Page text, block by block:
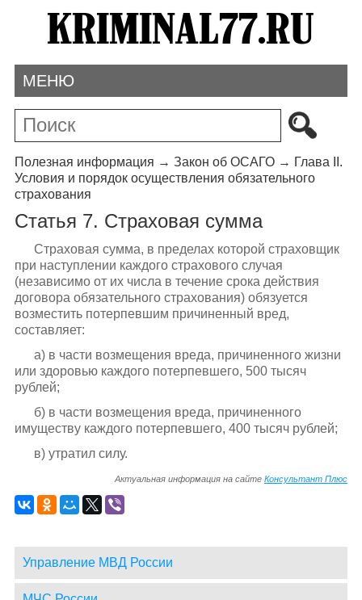
МЕНЮ
Полезная информация → Закон об ОСАГО→ Глава II.
Условия и порядок осуществления обязательного
страхования
Статья 7. Страховая сумма
Страховая сумма, в пределах которой страховщик
при наступлении каждого страхового случая
(независимо от их числа в течение срока действия
договора обязательного страхования) обязуется
возместить потерпевшим причиненный вред,
составляет:
а) в части возмещения вреда, причиненного жизни
или здоровью каждого потерпевшего, 500 тысяч
рублей;
б) в части возмещения вреда, причиненного
имуществу каждого потерпевшего, 400 тысяч рублей;
в) утратил силу.
Актуальная информация на сайтеКонсультант Плюс
Управление МВД России